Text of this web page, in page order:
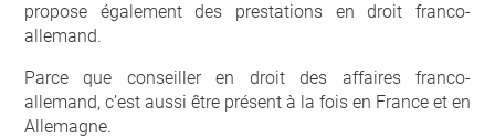
propose également des prestations en droit franco-
allemand.
Parce que conseiller en droit des affaires franco-
allemand, c’est aussi être présent à la fois en France et en
Allemagne.